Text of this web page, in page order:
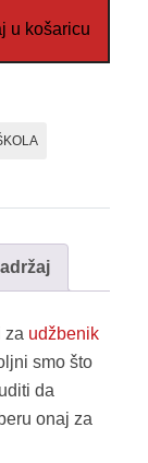
u košaricu
za udžbenik
smo što
da
onaj za